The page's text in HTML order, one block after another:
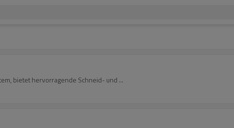
bietet hervorragende Schneid- und ...